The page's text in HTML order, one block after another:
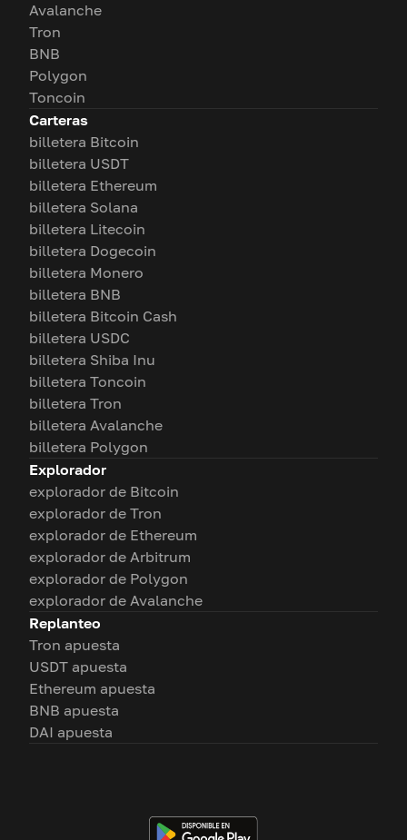
Avalanche
Tron
BNB
Polygon
Toncoin
Carteras
billetera Bitcoin
billetera USDT
billetera Ethereum
billetera Solana
billetera Litecoin
billetera Dogecoin
billetera Monero
billetera BNB
billetera Bitcoin Cash
billetera USDC
billetera Shiba Inu
billetera Toncoin
billetera Tron
billetera Avalanche
billetera Polygon
Explorador
explorador de Bitcoin
explorador de Tron
explorador de Ethereum
explorador de Arbitrum
explorador de Polygon
explorador de Avalanche
Replanteo
Tron apuesta
USDT apuesta
Ethereum apuesta
BNB apuesta
DAI apuesta